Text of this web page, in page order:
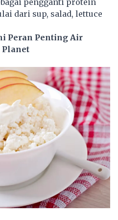
dari sup, salad, lettuce
Peran Penting Air
Planet